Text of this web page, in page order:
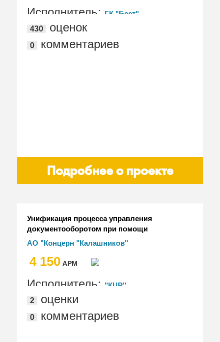
Исполнитель: ГК "Бест"
430
оценок
0 комментариев
Подробнее о проекте
Унификация процесса управления
документооборотом при помощи
комплекса интегрируемых решений
"1С:Корпорация" в АО "Концерн
"Калашников"
АО "Концерн "Калашников"
4 150 АРМ
Исполнитель: "КЦР"
2
оценки
0 комментариев